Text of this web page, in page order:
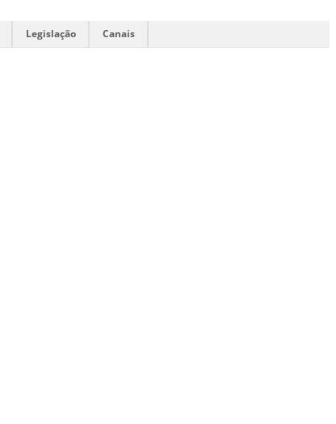
Legislação Canais